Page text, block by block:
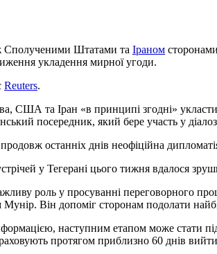
Сполученими Штатами та Іраном
укладення мирної угоди.
Reuters.
США та Іран «в принципі згодні»
посередник, який бере участь у
останніх днів неофіційна
у Тегерані цього тижня вдалося
роль у просуванні переговорного
Він допоміг сторонам подолати
наступним етапом може стати
протягом приблизно 60 днів